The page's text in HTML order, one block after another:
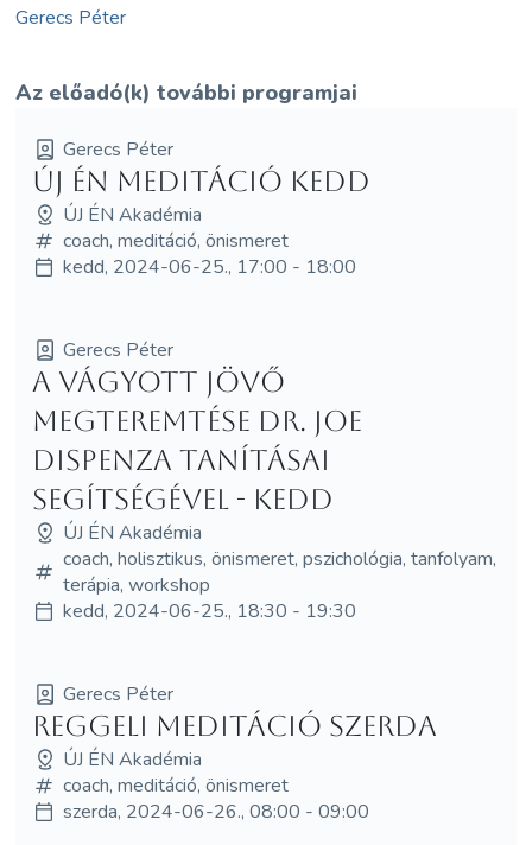
Gerecs Péter
Az előadó(k) további programjai
Gerecs Péter
Új Én Meditáció Kedd
ÚJ ÉN Akadémia
coach, meditáció, önismeret
kedd, 2024-06-25., 17:00 - 18:00
Gerecs Péter
A vágyott jövő
megteremtése Dr. Joe
Dispenza tanításai
segítségével - Kedd
ÚJ ÉN Akadémia
coach, holisztikus, önismeret, pszichológia, tanfolyam,
terápia, workshop
kedd, 2024-06-25., 18:30 - 19:30
Gerecs Péter
Reggeli Meditáció Szerda
ÚJ ÉN Akadémia
coach, meditáció, önismeret
szerda, 2024-06-26., 08:00 - 09:00